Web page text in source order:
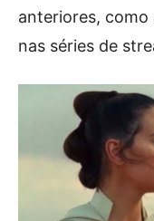
anteriores, como
nas séries de